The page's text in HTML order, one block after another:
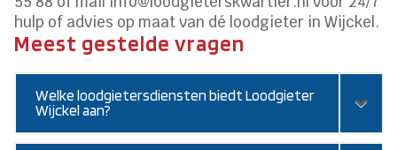
hulp of advies op maat van dé loodgieter in Wijckel.
Meest gestelde vragen
Welke loodgietersdiensten biedt Loodgieter
Wijckel aan?